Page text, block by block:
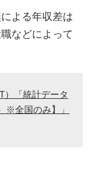
よる年収差は
などによって
）「統計データ
※全国のみ】」